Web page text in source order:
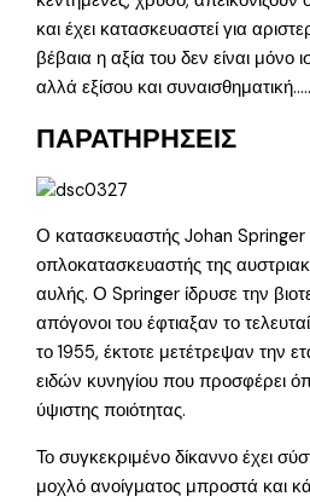
και έχει κατασκευαστεί για
βέβαια η αξία του δεν είναι μόνο
αλλά εξίσου και συναισθηματική…..
ΠΑΡΑΤΗΡΗΣΕΙΣ
Ο κατασκευαστής Johan Springer
οπλοκατασκευαστής της
αυλής. Ο Springer ίδρυσε την
απόγονοι του έφτιαξαν το
το 1955, έκτοτε μετέτρεψαν την
ειδών κυνηγίου που προσφέρει
ύψιστης ποιότητας.
Το συγκεκριμένο δίκαννο έχει
μοχλό ανοίγματος μπροστά και